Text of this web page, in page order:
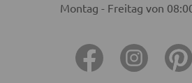
Montag - Freitag von